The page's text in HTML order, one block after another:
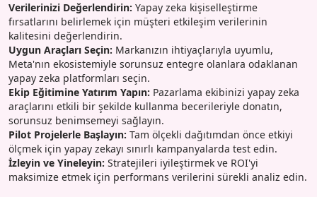
Verilerinizi Değerlendirin: Yapay zeka kişiselleştirme
fırsatlarını belirlemek için müşteri etkileşim verilerinin
kalitesini değerlendirin.
Uygun Araçları Seçin: Markanızın ihtiyaçlarıyla uyumlu,
Meta'nın ekosistemiyle sorunsuz entegre olanlara odaklanan
yapay zeka platformları seçin.
Ekip Eğitimine Yatırım Yapın: Pazarlama ekibinizi yapay zeka
araçlarını etkili bir şekilde kullanma becerileriyle donatın,
sorunsuz benimsemeyi sağlayın.
Pilot Projelerle Başlayın: Tam ölçekli dağıtımdan önce etkiyi
ölçmek için yapay zekayı sınırlı kampanyalarda test edin.
İzleyin ve Yineleyin: Stratejileri iyileştirmek ve ROI'yi
maksimize etmek için performans verilerini sürekli analiz edin.